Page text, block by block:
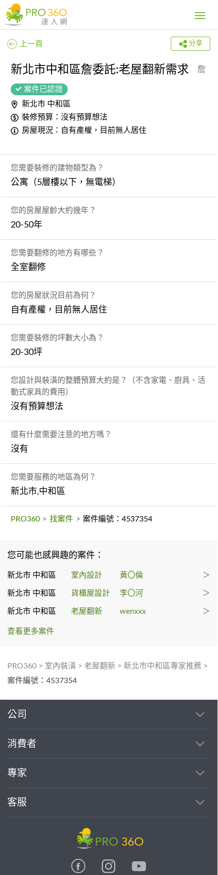
Toggle
上一頁 分享
新北市中和區詹委託:老屋翻新需求 詹
案件已認證
新北市 中和區
裝修預算：沒有預算想法
房屋現況：自有產權，目前無人居住
您需要裝修的建物類型為？
公寓（5層樓以下，無電梯）
您的房屋屋齡大約幾年？
20-50年
您需要翻修的地方有哪些？
全室翻修
您的房屋狀況目前為何？
自有產權，目前無人居住
您需要裝修的坪數大小為？
20-30坪
您設計與裝潢的整體預算大約是？（不含家電、廚具、活
動式家具的費用）
沒有預算想法
還有什麼需要注意的地方嗎？
沒有
您需要服務的地區為何？
新北市,中和區
PRO360 > 找案件 > 案件編號：4537354
您可能也感興趣的案件：
新北市 中和區 室內設計 黃〇倫 ＞
新北市 中和區 貨櫃屋設計 李〇河 ＞
新北市 中和區 老屋翻新 wenxxx ＞
查看更多案件
PRO360 > 室內裝潢 > 老屋翻新 > 新北市中和區專家推薦 >
案件編號：4537354
公司
消費者
專家
客服